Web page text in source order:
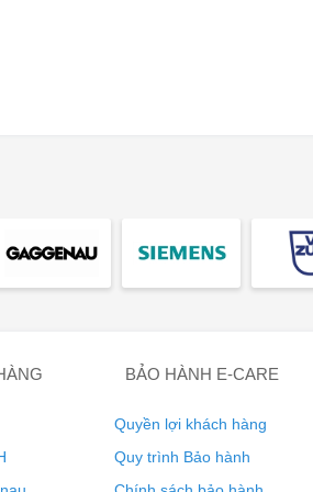
trong thiết bị
, AquaStop đều đảm bảo
mà không lo rủi ro về nước.
và sấy khô, thậm chí có thể loại bỏ
máy, phần còn lại hãy để Iron Assist
BẢO HÀNH E-CARE
Quyền lợi khách hàng
Quy trình Bảo hành